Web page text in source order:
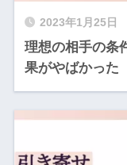
2023年1月25日
理想の相手の条
果がやばかった